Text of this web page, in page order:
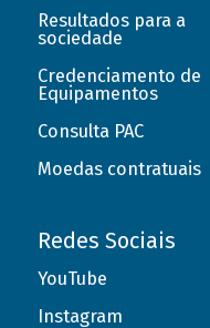
Resultados para a
sociedade
Credenciamento de
Equipamentos
Consulta PAC
Moedas contratuais
Redes Sociais
YouTube
Instagram